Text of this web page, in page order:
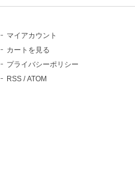
マイアカウント
カートを見る
プライバシーポリシー
RSS /ATOM